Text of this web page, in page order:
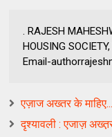
. RAJESH
HOUSING
Email-
एज़ाज अख्तर के माहिए...
दृश्यावली : एजाज़